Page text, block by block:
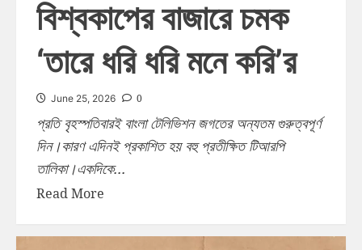
বিশ্বকাপের বাজারে চমক
‘তারে ধরি ধরি মনে করি’র
June 25, 2026 0
প্রতি বৃহস্পতিবারই বাংলা টেলিভিশন জগতের অন্যতম গুরুত্বপূর্ণ
দিন।কারণ এদিনই প্রকাশিত হয় বহু প্রতীক্ষিত টিআরপি
তালিকা।একদিকে...
Read More